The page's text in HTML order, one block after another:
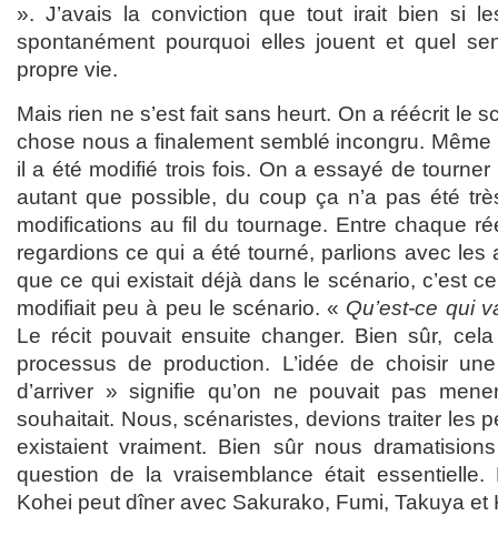
». J’avais la conviction que tout irait bien si
spontanément pourquoi elles jouent et quel
propre vie.
Mais rien ne s’est fait sans heurt. On a réécrit le
chose nous a finalement semblé incongru.
il a été modifié trois fois. On a essayé de tourner
autant que possible, du coup ça n’a pas été
modifications au fil du tournage. Entre chaque
regardions ce qui a été tourné, parlions avec les
que ce qui existait déjà dans le scénario, c’est
modifiait peu à peu le scénario. « Qu’est-ce qui
Le récit pouvait ensuite changer. Bien sûr,
processus de production. L’idée de choisir
d’arriver » signifie qu’on ne pouvait pas
souhaitait. Nous, scénaristes, devions traiter les
existaient vraiment. Bien sûr nous
question de la vraisemblance était essentielle.
Kohei peut dîner avec Sakurako, Fumi, Takuya et